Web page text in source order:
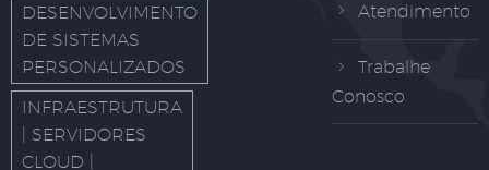
DESENVOLVIMENTO
DE SISTEMAS
PERSONALIZADOS
INFRAESTRUTURA
| SERVIDORES
CLOUD |
Atendimento
Trabalhe
Conosco